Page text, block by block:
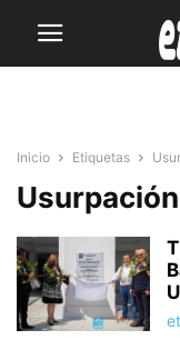
Inicio Etiquetas